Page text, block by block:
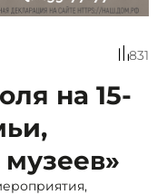
831
на 15-